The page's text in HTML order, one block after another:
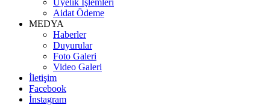
Üyelik İşlemleri
Aidat Ödeme
MEDYA
Haberler
Duyurular
Foto Galeri
Video Galeri
İletişim
Facebook
İnstagram